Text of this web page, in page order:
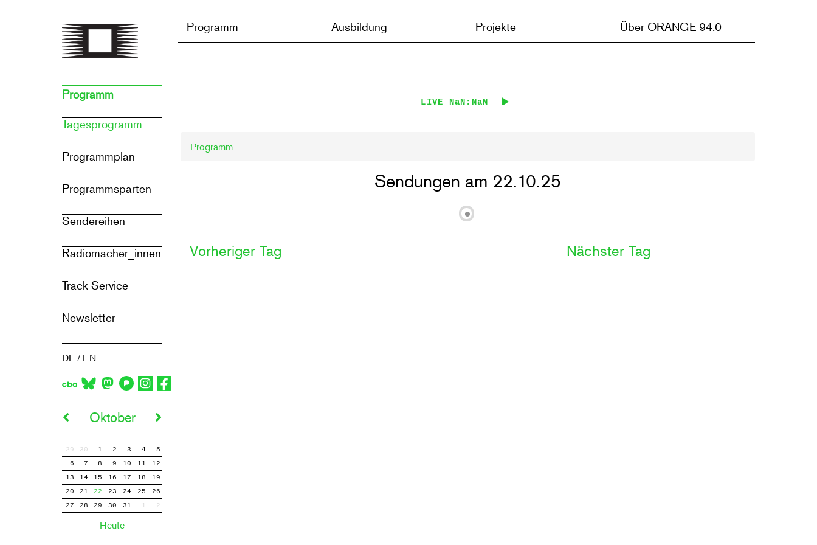
Programm Ausbildung Projekte Über ORANGE 94.0
Programm
Tagesprogramm
Programmplan
Programmsparten
Sendereihen
Radiomacher_innen
Track Service
Newsletter
DE / EN
Oktober
29 30 1 2 3 4
5
6
7 8 9 10 11
12
13
14 15 16 17 18
19
20
21 22 23 24 25
26
27
28 29 30 31 1 2
Heute
LIVE NaN:NaN
Programm
Sendungen am 22.10.25
Vorheriger Tag Nächster Tag